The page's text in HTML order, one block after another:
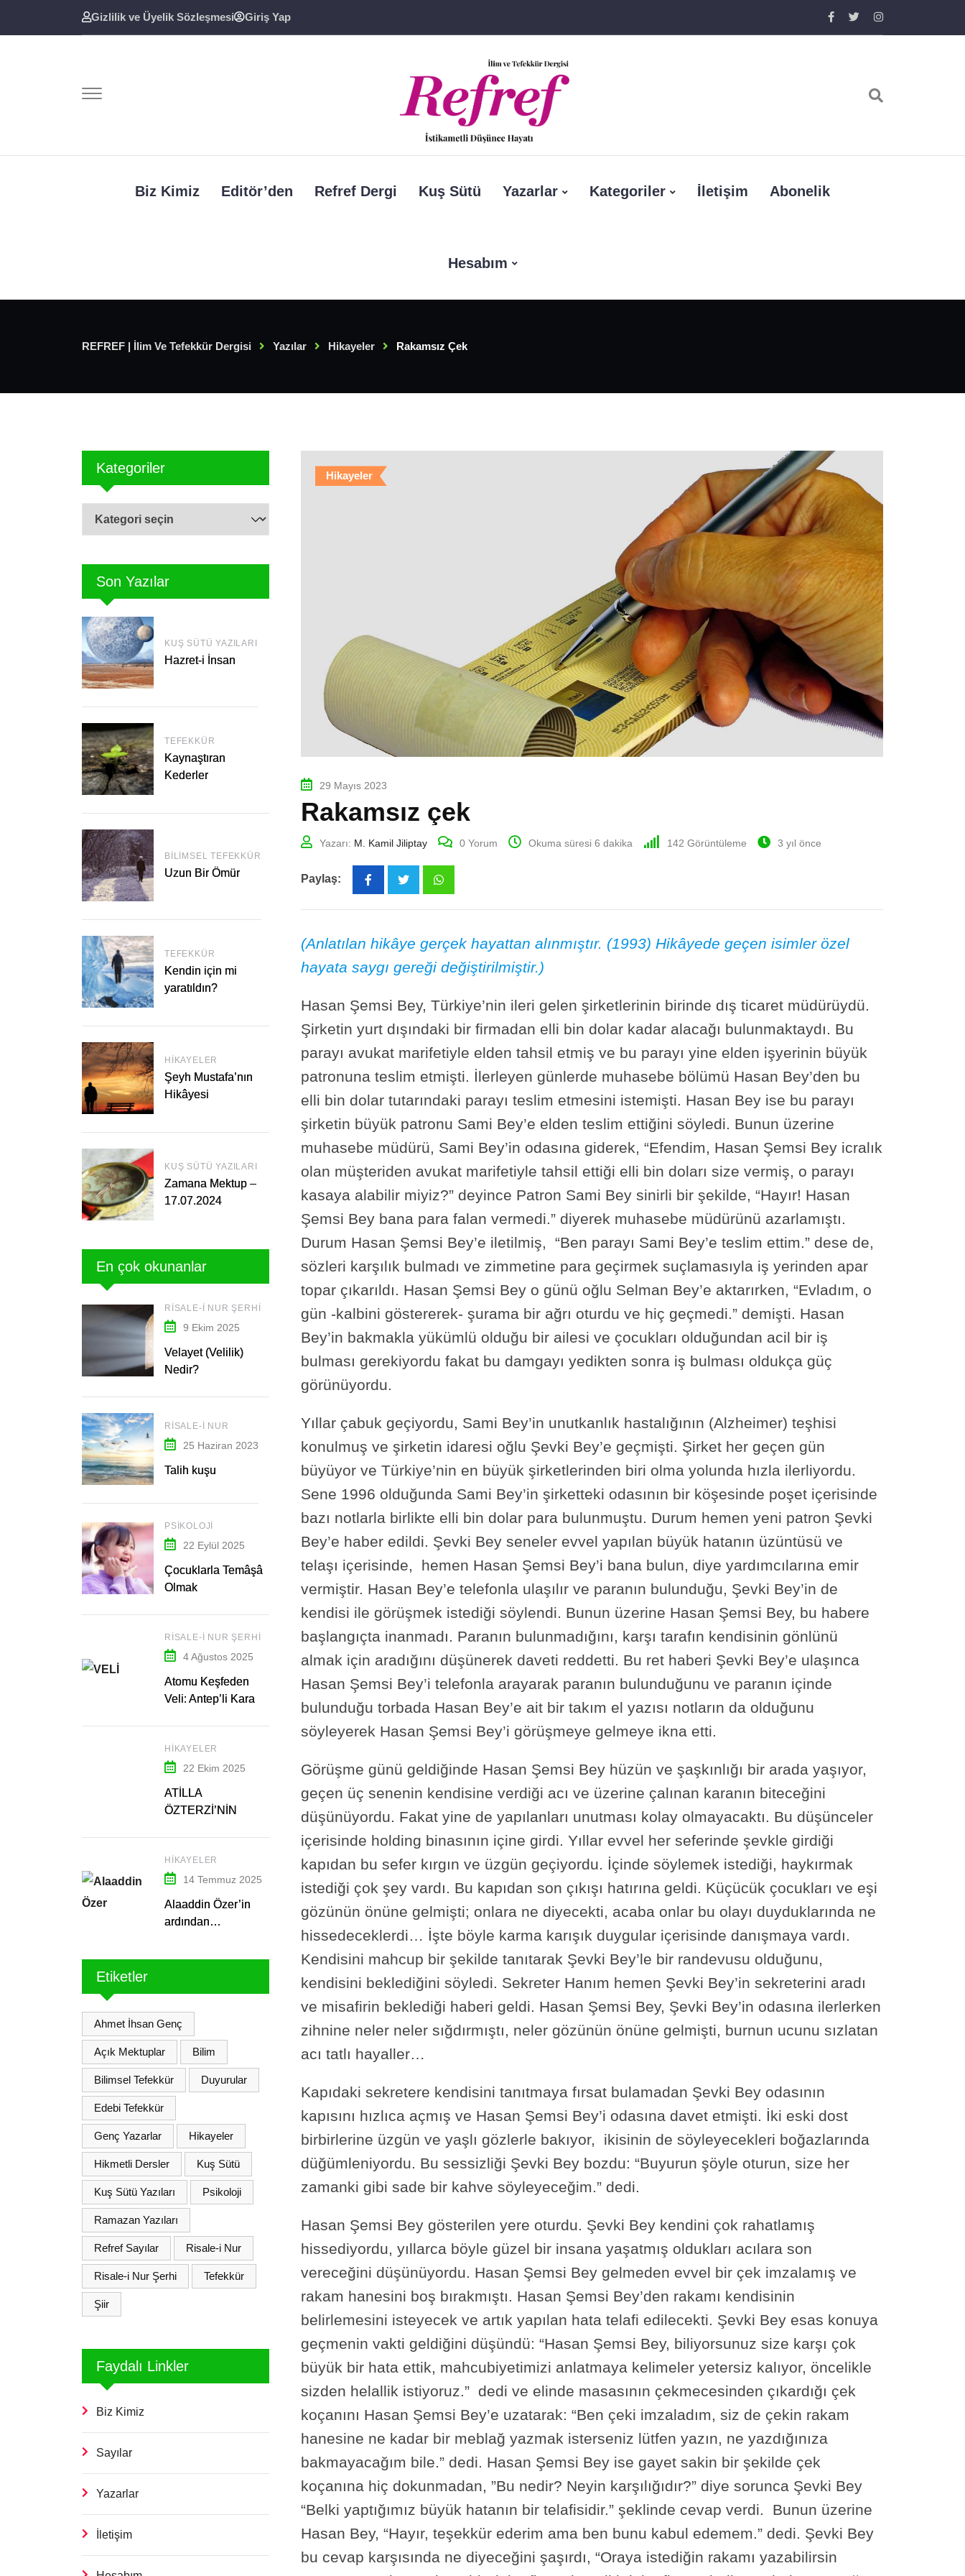
Gizlilik ve Üyelik Sözleşmesi Giriş Yap
Biz Kimiz Editör’den Refref Dergi Kuş Sütü Yazarlar Kategoriler İletişim Abonelik
Hesabım
REFREF | İlim Ve Tefekkür Dergisi Yazılar Hikayeler Rakamsız Çek
Kategoriler
Kategoriler
Son Yazılar
KUŞ SÜTÜ YAZILARI
Hazret-i İnsan
TEFEKKÜR
Kaynaştıran
Kederler
BILIMSEL TEFEKKÜR
Uzun Bir Ömür
TEFEKKÜR
Kendin için mi
yaratıldın?
HIKAYELER
Şeyh Mustafa’nın
Hikâyesi
KUŞ SÜTÜ YAZILARI
Zamana Mektup –
17.07.2024
En çok okunanlar
RISALE-I NUR ŞERHI
9 Ekim 2025
Velayet (Velilik)
Nedir?
RISALE-I NUR
25 Haziran 2023
Talih kuşu
PSIKOLOJI
22 Eylül 2025
Çocuklarla Temâşâ
Olmak
RISALE-I NUR ŞERHI
4 Ağustos 2025
Atomu Keşfeden
Veli: Antep’li Kara
HIKAYELER
22 Ekim 2025
ATİLLA
ÖZTERZİ’NİN
HIKAYELER
14 Temmuz 2025
Alaaddin Özer’in
ardından…
Etiketler
Ahmet İhsan Genç
Açık Mektuplar Bilim
Bilimsel Tefekkür Duyurular
Edebi Tefekkür
Genç Yazarlar Hikayeler
Hikmetli Dersler Kuş Sütü
Kuş Sütü Yazıları Psikoloji
Ramazan Yazıları
Refref Sayılar Risale-i Nur
Risale-i Nur Şerhi Tefekkür
Şiir
Faydalı Linkler
Biz Kimiz
Sayılar
Yazarlar
İletişim
Hikayeler
29 Mayıs 2023
Rakamsız çek
Yazarı: M. Kamil Jiliptay 0 Yorum Okuma süresi 6 dakika 142 Görüntüleme 3 yıl önce
Paylaş:
(Anlatılan hikâye gerçek hayattan alınmıştır. (1993) Hikâyede geçen isimler özel
hayata saygı gereği değiştirilmiştir.)
Hasan Şemsi Bey, Türkiye’nin ileri gelen şirketlerinin birinde dış ticaret müdürüydü.
Şirketin yurt dışındaki bir firmadan elli bin dolar kadar alacağı bulunmaktaydı. Bu
parayı avukat marifetiyle elden tahsil etmiş ve bu parayı yine elden işyerinin büyük
patronuna teslim etmişti. İlerleyen günlerde muhasebe bölümü Hasan Bey’den bu
elli bin dolar tutarındaki parayı teslim etmesini istemişti. Hasan Bey ise bu parayı
şirketin büyük patronu Sami Bey’e elden teslim ettiğini söyledi. Bunun üzerine
muhasebe müdürü, Sami Bey’in odasına giderek, “Efendim, Hasan Şemsi Bey icralık
olan müşteriden avukat marifetiyle tahsil ettiği elli bin doları size vermiş, o parayı
kasaya alabilir miyiz?” deyince Patron Sami Bey sinirli bir şekilde, “Hayır! Hasan
Şemsi Bey bana para falan vermedi.” diyerek muhasebe müdürünü azarlamıştı.
Durum Hasan Şemsi Bey’e iletilmiş, “Ben parayı Sami Bey’e teslim ettim.” dese de,
sözleri karşılık bulmadı ve zimmetine para geçirmek suçlamasıyla iş yerinden apar
topar çıkarıldı. Hasan Şemsi Bey o günü oğlu Selman Bey’e aktarırken, “Evladım, o
gün -kalbini göstererek- şurama bir ağrı oturdu ve hiç geçmedi.” demişti. Hasan
Bey’in bakmakla yükümlü olduğu bir ailesi ve çocukları olduğundan acil bir iş
bulması gerekiyordu fakat bu damgayı yedikten sonra iş bulması oldukça güç
görünüyordu.
Yıllar çabuk geçiyordu, Sami Bey’in unutkanlık hastalığının (Alzheimer) teşhisi
konulmuş ve şirketin idaresi oğlu Şevki Bey’e geçmişti. Şirket her geçen gün
büyüyor ve Türkiye’nin en büyük şirketlerinden biri olma yolunda hızla ilerliyordu.
Sene 1996 olduğunda Sami Bey’in şirketteki odasının bir köşesinde poşet içerisinde
bazı notlarla birlikte elli bin dolar para bulunmuştu. Durum hemen yeni patron Şevki
Bey’e haber edildi. Şevki Bey seneler evvel yapılan büyük hatanın üzüntüsü ve
telaşı içerisinde, hemen Hasan Şemsi Bey’i bana bulun, diye yardımcılarına emir
vermiştir. Hasan Bey’e telefonla ulaşılır ve paranın bulunduğu, Şevki Bey’in de
kendisi ile görüşmek istediği söylendi. Bunun üzerine Hasan Şemsi Bey, bu habere
başlangıçta inanmadı. Paranın bulunmadığını, karşı tarafın kendisinin gönlünü
almak için aradığını düşünerek daveti reddetti. Bu ret haberi Şevki Bey’e ulaşınca
Hasan Şemsi Bey’i telefonla arayarak paranın bulunduğunu ve paranın içinde
bulunduğu torbada Hasan Bey’e ait bir takım el yazısı notların da olduğunu
söyleyerek Hasan Şemsi Bey’i görüşmeye gelmeye ikna etti.
Görüşme günü geldiğinde Hasan Şemsi Bey hüzün ve şaşkınlığı bir arada yaşıyor,
geçen üç senenin kendisine verdiği acı ve üzerine çalınan karanın biteceğini
düşünüyordu. Fakat yine de yapılanları unutması kolay olmayacaktı. Bu düşünceler
içerisinde holding binasının içine girdi. Yıllar evvel her seferinde şevkle girdiği
kapıdan bu sefer kırgın ve üzgün geçiyordu. İçinde söylemek istediği, haykırmak
istediği çok şey vardı. Bu kapıdan son çıkışı hatırına geldi. Küçücük çocukları ve eşi
gözünün önüne gelmişti; onlara ne diyecekti, acaba onlar bu olayı duyduklarında ne
hissedeceklerdi… İşte böyle karma karışık duygular içerisinde danışmaya vardı.
Kendisini mahcup bir şekilde tanıtarak Şevki Bey’le bir randevusu olduğunu,
kendisini beklediğini söyledi. Sekreter Hanım hemen Şevki Bey’in sekreterini aradı
ve misafirin beklediği haberi geldi. Hasan Şemsi Bey, Şevki Bey’in odasına ilerlerken
zihnine neler neler sığdırmıştı, neler gözünün önüne gelmişti, burnun ucunu sızlatan
acı tatlı hayaller…
Kapıdaki sekretere kendisini tanıtmaya fırsat bulamadan Şevki Bey odasının
kapısını hızlıca açmış ve Hasan Şemsi Bey’i odasına davet etmişti. İki eski dost
birbirlerine üzgün ve yaşlı gözlerle bakıyor, ikisinin de söyleyecekleri boğazlarında
düğümleniyordu. Bu sessizliği Şevki Bey bozdu: “Buyurun şöyle oturun, size her
zamanki gibi sade bir kahve söyleyeceğim.” dedi.
Hasan Şemsi Bey gösterilen yere oturdu. Şevki Bey kendini çok rahatlamış
hissediyordu, yıllarca böyle güzel bir insana yaşatmış oldukları acılara son
vereceğini düşünüyordu. Hasan Şemsi Bey gelmeden evvel bir çek imzalamış ve
rakam hanesini boş bırakmıştı. Hasan Şemsi Bey’den rakamı kendisinin
belirlemesini isteyecek ve artık yapılan hata telafi edilecekti. Şevki Bey esas konuya
geçmenin vakti geldiğini düşündü: “Hasan Şemsi Bey, biliyorsunuz size karşı çok
büyük bir hata ettik, mahcubiyetimizi anlatmaya kelimeler yetersiz kalıyor, öncelikle
sizden helallik istiyoruz.” dedi ve elinde masasının çekmecesinden çıkardığı çek
koçanını Hasan Şemsi Bey’e uzatarak: “Ben çeki imzaladım, siz de çekin rakam
hanesine ne kadar bir meblağ yazmak isterseniz lütfen yazın, ne yazdığınıza
bakmayacağım bile.” dedi. Hasan Şemsi Bey ise gayet sakin bir şekilde çek
koçanına hiç dokunmadan, ”Bu nedir? Neyin karşılığıdır?” diye sorunca Şevki Bey
“Belki yaptığımız büyük hatanın bir telafisidir.” şeklinde cevap verdi. Bunun üzerine
Hasan Bey, “Hayır, teşekkür ederim ama ben bunu kabul edemem.” dedi. Şevki Bey
bu cevap karşısında ne diyeceğini şaşırdı, “Oraya istediğin rakamı yazabilirsin